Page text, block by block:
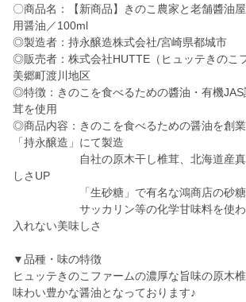
〇商品名：【新商品】きのこ農家と老舗醬油
用醤油／100ml
◎製造者：持永醸造株式会社/宮崎県都城市
◎販売者：株式会社HUTTE（ヒュッテきのこ
美郷町渡川地区
◎特徴：きのこを食べるための醬油・有機
茸を使用
◎商品内容：きのこを食べるための醤油を創
「持永醸造」にて製造
自社の原木干し椎茸、北海道産真昆
しさUP
「生砂糖」で有名な鴻商店の砂糖
サッカリン等の化学甘味料を使わず
入れない美味しさ
▼品種・味の特徴
ヒュッテきのこファームの濃厚な旨味の原木椎
味わい豊かな醤油となっております♪